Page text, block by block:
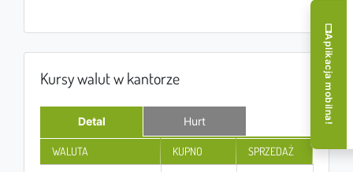
Kursy walut w kantorze
Detal Hurt
WALUTA KUPNO SPRZEDAŻ
Aplikacja mobilna!